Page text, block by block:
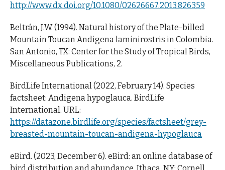
http://www.dx.doi.org/10.1080/02626667.2013.826359
Beltrán, J.W. (1994). Natural history of the Plate-billed
Mountain Toucan Andigena laminirostris in Colombia.
San Antonio, TX: Center for the Study of Tropical Birds,
Miscellaneous Publications, 2.
BirdLife International (2022, February 14). Species
factsheet: Andigena hypoglauca. BirdLife
International. URL:
https://datazone.birdlife.org/species/factsheet/grey-
breasted-mountain-toucan-andigena-hypoglauca
eBird. (2023, December 6). eBird: an online database of